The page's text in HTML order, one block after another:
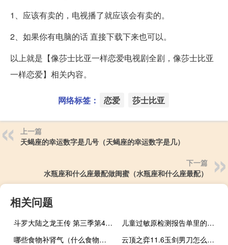
1、应该有卖的，电视播了就应该会有卖的。
2、如果你有电脑的话 直接下载下来也可以。
以上就是【像莎士比亚一样恋爱电视剧全剧，像莎士比亚
一样恋爱】相关内容。
网络标签： 恋爱 莎士比亚
上一篇
天蝎座的幸运数字是几号（天蝎座的幸运数字是几）
下一篇
水瓶座和什么座最配做闺蜜（水瓶座和什么座最配）
相关问题
斗罗大陆之龙王传 第三季第4组(关于斗罗大陆之龙王传 第三季第4组的简介)
儿童过敏原检测报告单里的蟑螂（儿童过敏原检测报告单怎么看）
哪些食物补肾气（什么食物补肾气最好）
云顶之弈11.6玉剑男刀怎么玩 云顶之弈11.6玉剑男刀阵容攻略